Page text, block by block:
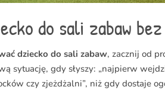
do sali zabaw
dziecko do sali zabaw, zacznij od
sytuację, gdy słyszy: „najpierw
czy zjeżdżalni”, niż gdy dostaje